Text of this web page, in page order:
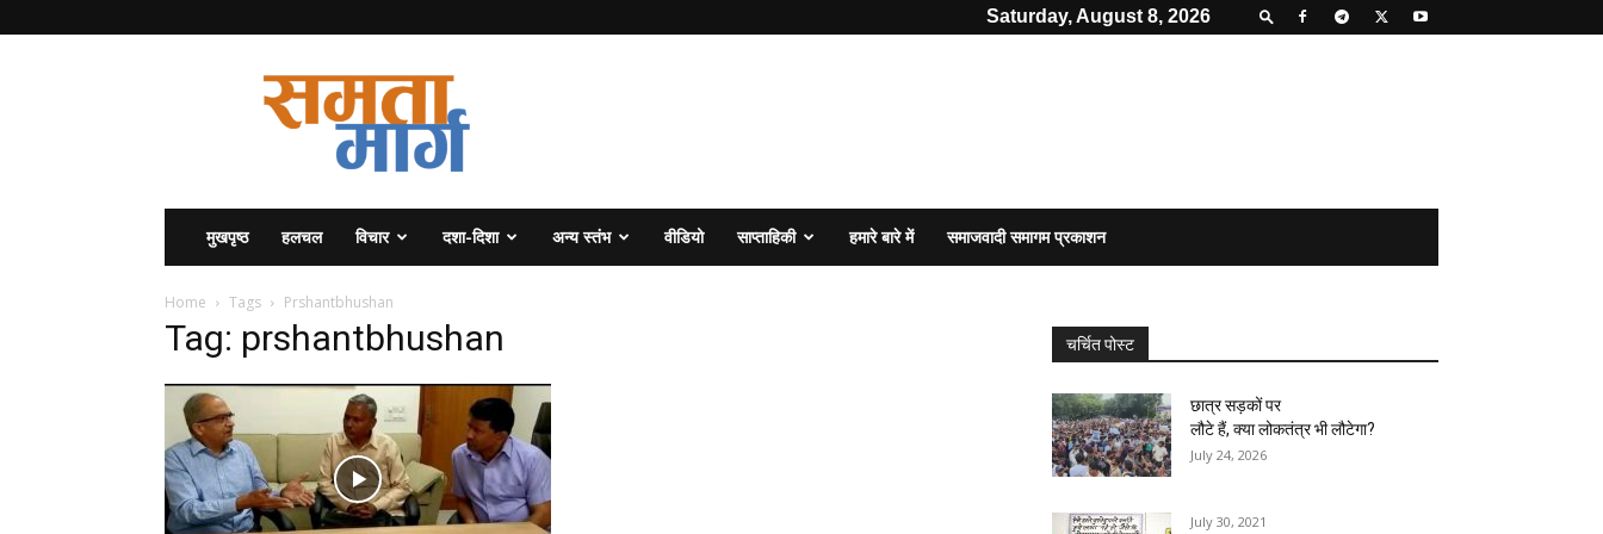
Saturday, August 8, 2026
मुखपृष्ठ हलचल विचार दशा-दिशा अन्य स्तंभ वीडियो साप्ताहिकी हमारे बारे में समाजवादी समागम प्रकाशन
Home Tags Prshantbhushan
Tag: prshantbhushan चर्चित पोस्ट
छात्र सड़कों पर
लौटे हैं, क्या लोकतंत्र भी लौटेगा?
July 24, 2026
July 30, 2021